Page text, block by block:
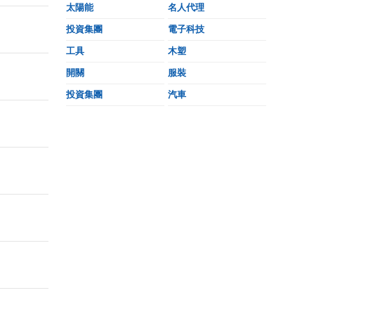
太陽能 名人代理
投資集團 電子科技
工具 木塑
開關 服裝
投資集團 汽車